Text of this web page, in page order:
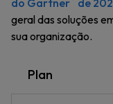
geral das soluções
sua organização.
Plan